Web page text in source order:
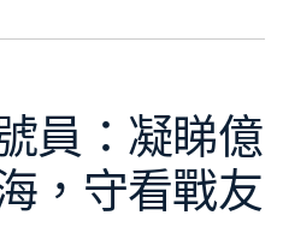
員：凝睇億
，守看戰友